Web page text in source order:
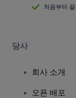
처음부터
당사
회사 소개
오픈 배포